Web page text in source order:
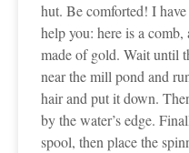
hut. Be comforted! I
help you: here is a
made of gold. Wait until
near the mill pond and
hair and put it down.
by the water’s edge.
spool, then place the